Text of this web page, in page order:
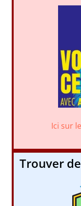
Ici sur
Trouver